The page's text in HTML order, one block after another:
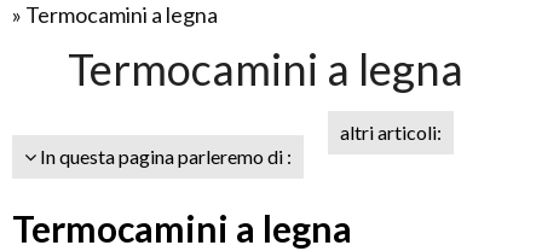
» Termocamini a legna
Termocamini a legna
In questa pagina parleremo di :
altri articoli:
Termocamini a legna